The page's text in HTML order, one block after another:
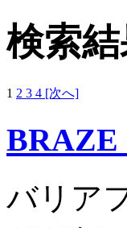
検索
1 2 3 4 [次へ]
BRAZE
バリア